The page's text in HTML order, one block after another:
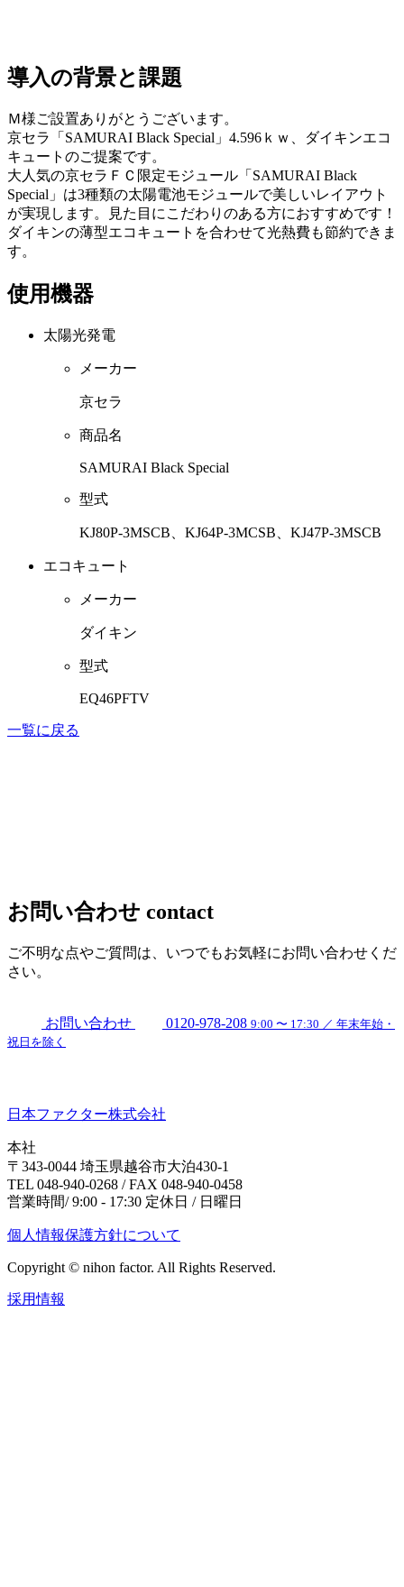
導入の背景と課題
Ｍ様ご設置ありがとうございます。
京セラ「SAMURAI Black Special」4.596ｋｗ、ダイキンエコ
キュートのご提案です。
大人気の京セラＦＣ限定モジュール「SAMURAI Black
Special」は3種類の太陽電池モジュールで美しいレイアウト
が実現します。見た目にこだわりのある方におすすめです！
ダイキンの薄型エコキュートを合わせて光熱費も節約できま
す。
使用機器
太陽光発電
メーカー
京セラ
商品名
SAMURAI Black Special
型式
KJ80P-3MSCB、KJ64P-3MCSB、KJ47P-3MSCB
エコキュート
メーカー
ダイキン
型式
EQ46PFTV
一覧に戻る
お問い合わせ contact
ご不明な点やご質問は、いつでもお気軽にお問い合わせくだ
さい。
お問い合わせ 0120-978-208 9:00 〜 17:30 ／ 年末年始・
祝日を除く
日本ファクター株式会社
本社
〒343-0044 埼玉県越谷市大泊430-1
TEL 048-940-0268 / FAX 048-940-0458
営業時間/ 9:00 - 17:30 定休日 / 日曜日
個人情報保護方針について
Copyright © nihon factor. All Rights Reserved.
採用情報